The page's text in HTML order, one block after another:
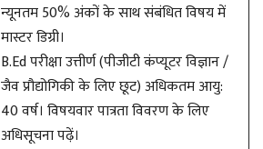
न्यूनतम 50% अंकों के साथ संबंधित विषय में
मास्टर डिग्री।
B.Ed परीक्षा उत्तीर्ण (पीजीटी कंप्यूटर विज्ञान /
जैव प्रौद्योगिकी के लिए छूट) अधिकतम आयु:
40 वर्ष। विषयवार पात्रता विवरण के लिए
अधिसूचना पढ़ें।